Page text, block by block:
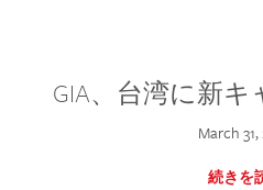
GIA、台湾に新
March
続きを